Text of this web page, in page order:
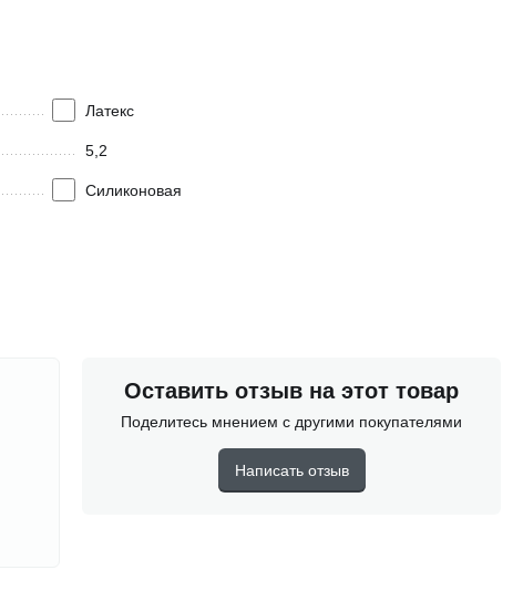
Латекс
5,2
Силиконовая
Оставить отзыв на этот товар
Поделитесь мнением с другими покупателями
Написать отзыв